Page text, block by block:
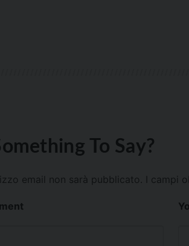
To Say?
email non sarà pubblicato. I campi